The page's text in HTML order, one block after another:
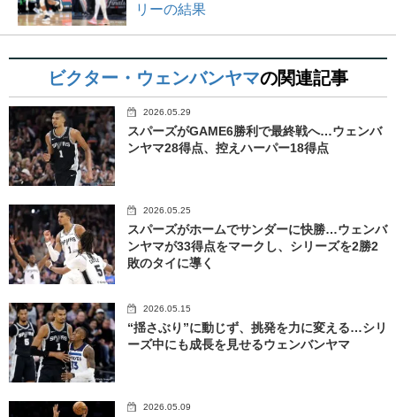
リーの結果
ビクター・ウェンバンヤマの関連記事
2026.05.29
スパーズがGAME6勝利で最終戦へ…ウェンバ
ンヤマ28得点、控えハーパー18得点
2026.05.25
スパーズがホームでサンダーに快勝…ウェンバ
ンヤマが33得点をマークし、シリーズを2勝2
敗のタイに導く
2026.05.15
“揺さぶり”に動じず、挑発を力に変える…シリ
ーズ中にも成長を見せるウェンバンヤマ
2026.05.09